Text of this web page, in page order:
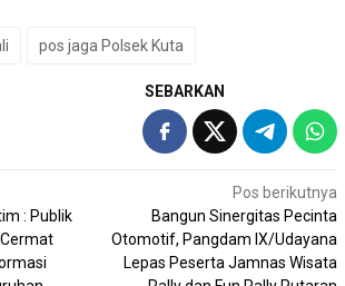
pos jaga Polsek Kuta
SEBARKAN
: Publik
Pos berikutnya
Bangun Sinergitas Pecinta
Otomotif, Pangdam IX/Udayana
Lepas Peserta Jamnas Wisata